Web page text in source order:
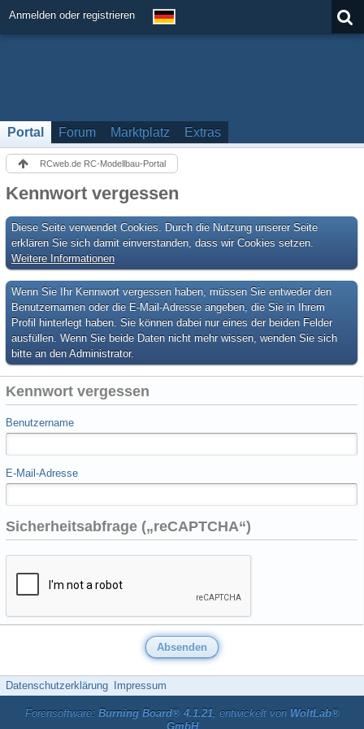
Anmelden oder registrieren
Portal Forum Marktplatz Extras
RCweb.de RC-Modellbau-Portal
Kennwort vergessen
Diese Seite verwendet Cookies. Durch die Nutzung unserer Seite
erklären Sie sich damit einverstanden, dass wir Cookies setzen.
Weitere Informationen
Wenn Sie Ihr Kennwort vergessen haben, müssen Sie entweder den
Benutzernamen oder die E-Mail-Adresse angeben, die Sie in Ihrem
Profil hinterlegt haben. Sie können dabei nur eines der beiden Felder
ausfüllen. Wenn Sie beide Daten nicht mehr wissen, wenden Sie sich
bitte an den Administrator.
Kennwort vergessen
Benutzername
E-Mail-Adresse
Sicherheitsabfrage („reCAPTCHA“)
Datenschutzerklärung Impressum
Forensoftware: Burning Board® 4.1.21, entwickelt von WoltLab®
GmbH